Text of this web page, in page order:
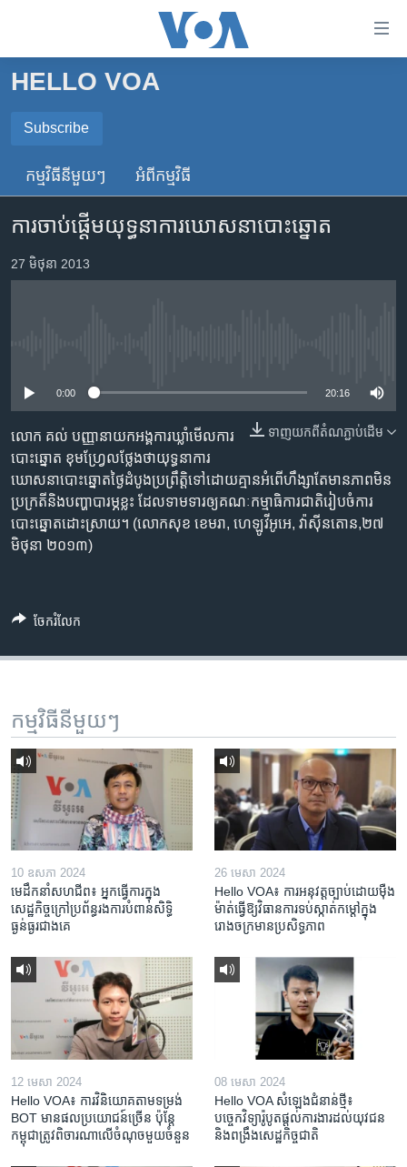
គេហទំព័រ​
រំលង​
ព័ត៌មាន​​
តែ​
ម្តង
រចនា
សម្ព័ន្ធ​
រំលង​
និង​
ចូល​
ទៅ​
កាន់​
កម្ពុជា
អន្តរជាតិ
ចិន
ហេឡូវីអូអេ
កម្ពុជាច្នៃប្រតិដ្ឋ
កម្មវិធីទាំងអស់
Khmer English
បណ្តាញ​សង្គម
HELLO VOA
Subscribe
SUBSCRIBE
កម្មវិធី​នីមួយៗ អំពី​កម្មវិធី​
ការចាប់​ផ្តើម​យុទ្ធនា​ការឃោសនា​បោះឆ្នោត
27 មិថុនា 2013
0:00 20:16
ទាញ​យក​ពី​តំណភ្ជាប់​ដើម
លោក​ គល់ បញ្ញា​នាយក​អង្គការ​ឃ្លាំមើល​ការ​
បោះឆ្នោត ខុមហ្រ្វែល​ថ្លែង​ថា​យុទ្ធនាការ​
ឃោសនា​បោះឆ្នោត​ថ្ងៃ​ដំបូង​ប្រព្រឹត្តិ​ទៅ​ដោយ​គ្មាន​អំពើ​ហឹង្សា​តែ​មាន​ភាព​មិន​
ប្រក្រតី​និង​បញ្ហា​បារម្ភ​ខ្លះ ដែល​ទាមទារ​ឲ្យ​គណៈ​កម្មាធិការ​ជាតិ​រៀបចំ​ការ​
បោះឆ្នោត​ដោះស្រាយ។ (លោក​សុខ ខេមរា,​ ហេឡូវីអូអេ, ​វ៉ាស៊ីនតោន,​២៧​
មិថុនា ២០១៣)
ចែករំលែក
កម្មវិធី​នីមួយៗ
10 ឧសភា 2024
មេដឹកនាំសហជីព៖ អ្នកធ្វើការក្នុង
សេដ្ឋកិច្ចក្រៅប្រព័ន្ធរងការបំពានសិទ្ធិ
ធ្ងន់ធ្ងរជាងគេ
26 មេសា 2024
Hello VOA៖ ការអនុវត្ត​ច្បាប់​ដោយ​ម៉ឺង
ម៉ាត់​ធ្វើ​ឱ្យ​វិធានការ​ទប់ស្កាត់​កម្តៅ​ក្នុង​
រោងចក្រ​មាន​ប្រសិទ្ធភាព​​
12 មេសា 2024
Hello VOA៖ ការ​វិនិយោគ​តាម​ទម្រង់ ​
BOT​ មាន​ផល​ប្រយោជន៍​ច្រើន ប៉ុន្តែ​
កម្ពុជា​ត្រូវ​ពិចារណា​លើ​ចំណុច​មួយ​ចំនួន
08 មេសា 2024
Hello VOA សំឡេង​ជំនាន់​ថ្មី៖
បច្ចេកវិទ្យា​រ៉ូបូត​ផ្តល់​ការងារ​ដល់​យុវជន
និង​ពង្រឹង​​សេដ្ឋកិច្ច​ជាតិ​​​​​​